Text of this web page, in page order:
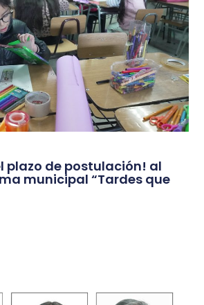
plazo de postulación! al
municipal “Tardes que